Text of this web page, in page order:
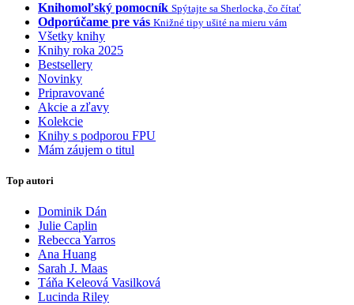
Knihomoľský pomocník Spýtajte sa Sherlocka, čo čítať
Odporúčame pre vás Knižné tipy ušité na mieru vám
Všetky knihy
Knihy roka 2025
Bestsellery
Novinky
Pripravované
Akcie a zľavy
Kolekcie
Knihy s podporou FPU
Mám záujem o titul
Top autori
Dominik Dán
Julie Caplin
Rebecca Yarros
Ana Huang
Sarah J. Maas
Táňa Keleová Vasilková
Lucinda Riley